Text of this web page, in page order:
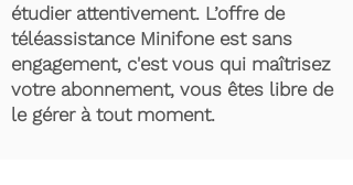
étudier attentivement. L’offre de
téléassistance Minifone est sans
engagement, c'est vous qui maîtrisez
votre abonnement, vous êtes libre de
le gérer à tout moment.